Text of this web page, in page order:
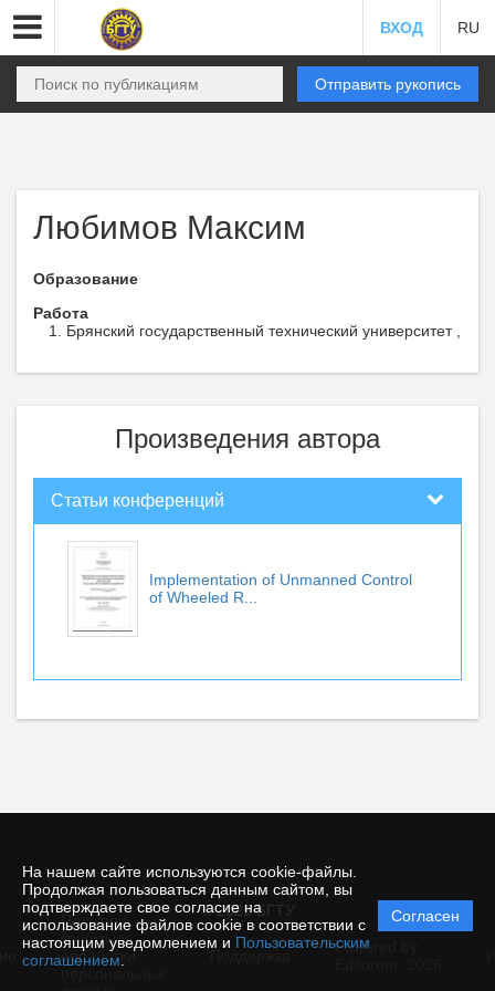
На нашем сайте используются cookie-файлы.
Продолжая пользоваться данным сайтом, вы
подтверждаете свое согласие на
использование файлов cookie в соответствии с
настоящим уведомлением и Пользовательским
соглашением
Согласен
ВХОД RU
Отправить рукопись
Любимов Максим
Образование
Работа
Брянский государственный технический университет ,
Произведения автора
Статьи конференций
Implementation of Unmanned Control
of Wheeled R...
© 2025 БГТУ
Политика
защиты и
обработки
Powered by